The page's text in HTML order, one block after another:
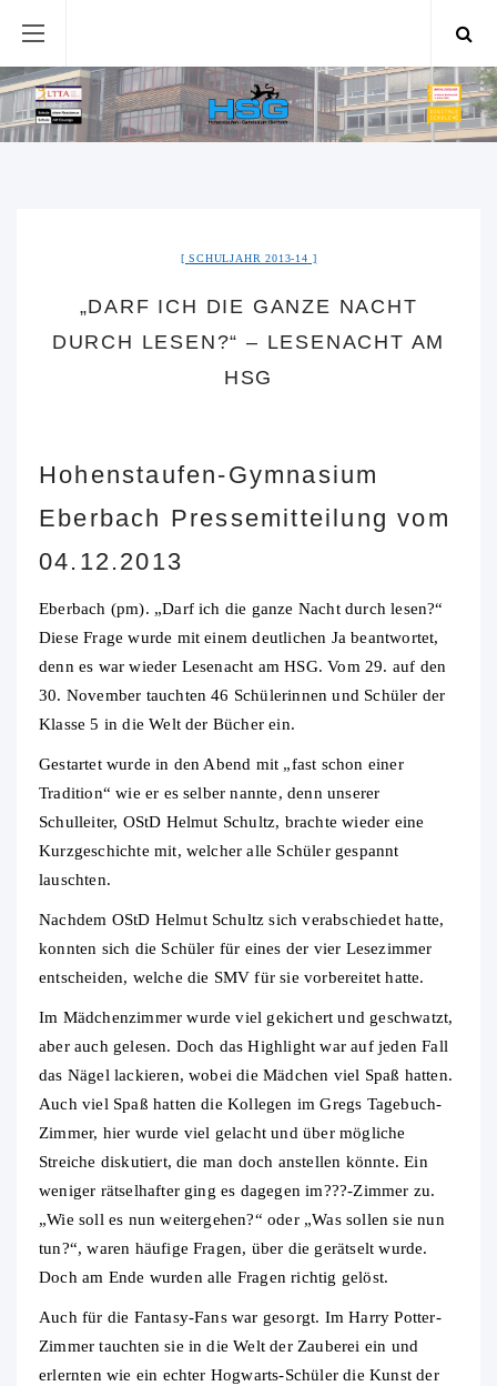
SCHULJAHR 2013-14
„DARF ICH DIE GANZE NACHT
DURCH LESEN?“ – LESENACHT AM
HSG
Hohenstaufen-Gymnasium
Eberbach Pressemitteilung vom
04.12.2013
Eberbach (pm). „Darf ich die ganze Nacht durch lesen?“
Diese Frage wurde mit einem deutlichen Ja beantwortet,
denn es war wieder Lesenacht am HSG. Vom 29. auf den
30. November tauchten 46 Schülerinnen und Schüler der
Klasse 5 in die Welt der Bücher ein.
Gestartet wurde in den Abend mit „fast schon einer
Tradition“ wie er es selber nannte, denn unserer
Schulleiter, OStD Helmut Schultz, brachte wieder eine
Kurzgeschichte mit, welcher alle Schüler gespannt
lauschten.
Nachdem OStD Helmut Schultz sich verabschiedet hatte,
konnten sich die Schüler für eines der vier Lesezimmer
entscheiden, welche die SMV für sie vorbereitet hatte.
Im Mädchenzimmer wurde viel gekichert und geschwatzt,
aber auch gelesen. Doch das Highlight war auf jeden Fall
das Nägel lackieren, wobei die Mädchen viel Spaß hatten.
Auch viel Spaß hatten die Kollegen im Gregs Tagebuch-
Zimmer, hier wurde viel gelacht und über mögliche
Streiche diskutiert, die man doch anstellen könnte. Ein
weniger rätselhafter ging es dagegen im???-Zimmer zu.
„Wie soll es nun weitergehen?“ oder „Was sollen sie nun
tun?“, waren häufige Fragen, über die gerätselt wurde.
Doch am Ende wurden alle Fragen richtig gelöst.
Auch für die Fantasy-Fans war gesorgt. Im Harry Potter-
Zimmer tauchten sie in die Welt der Zauberei ein und
erlernten wie ein echter Hogwarts-Schüler die Kunst der